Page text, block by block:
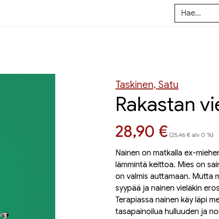
Taskinen, Satu
Rakastan
Hinta nyt
28,90 € (25,46 € alv 0 %)
Nainen on matkalla ex-
lämmintä keittoa. Mies on
on valmis auttamaan. Mutta
syypää ja nainen vieläkin
Terapiassa nainen käy läpi
tasapainoilua hulluuden ja